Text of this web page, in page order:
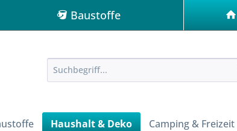
Baustoffe
Haushalt & Deko Camping & Freizeit